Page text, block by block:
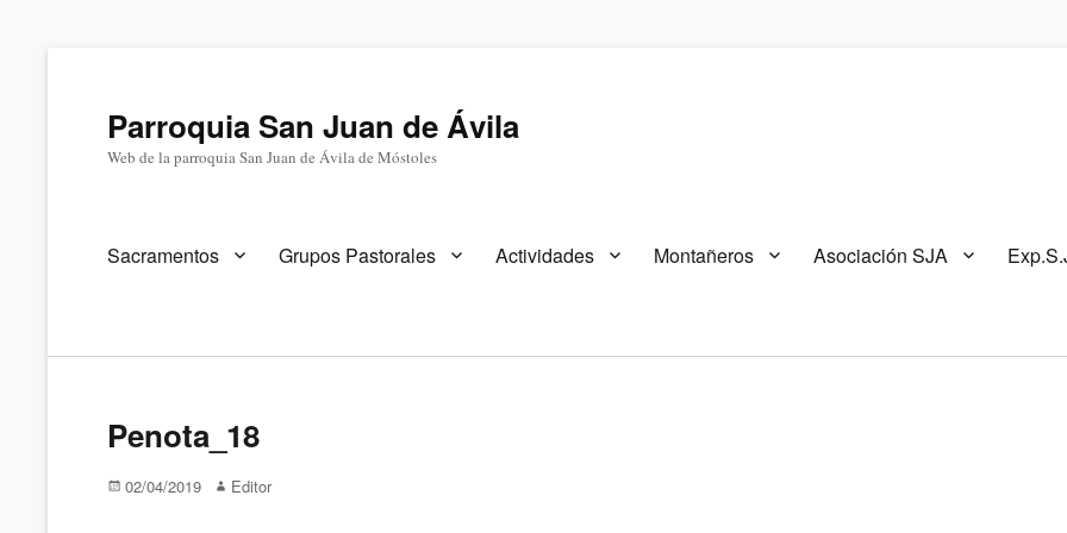
Parroquia San Juan de Ávila
Web de la parroquia San Juan de Ávila de Móstoles
Menú
Sacramentos Grupos Pastorales Actividades Montañeros Asociación SJA
Penota_18
Publicado
02/04/2019 AutorEditor